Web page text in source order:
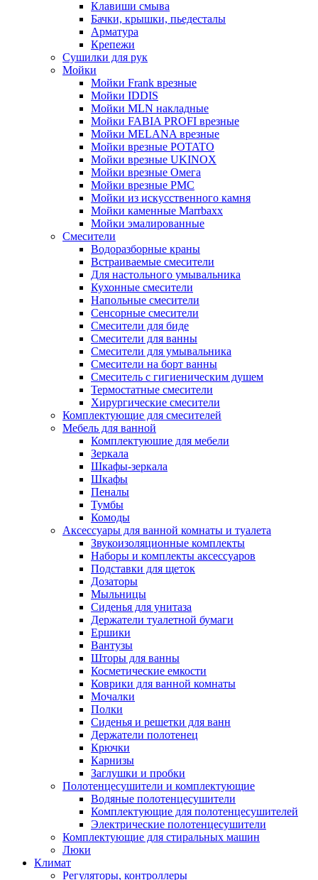
Клавиши смыва
Бачки, крышки, пьедесталы
Арматура
Крепежи
Сушилки для рук
Мойки
Мойки Frank врезные
Мойки IDDIS
Мойки MLN накладные
Мойки FABIA PROFI врезные
Мойки MELANA врезные
Мойки врезные POTATO
Мойки врезные UKINOX
Мойки врезные Омега
Мойки врезные РМС
Мойки из искусственного камня
Мойки каменные Marrbaxx
Мойки эмалированные
Смесители
Водоразборные краны
Встраиваемые смесители
Для настольного умывальника
Кухонные смесители
Напольные смесители
Сенсорные смесители
Смесители для биде
Смесители для ванны
Смесители для умывальника
Смесители на борт ванны
Смеситель с гигиеническим душем
Термостатные смесители
Хирургические смесители
Комплектующие для смесителей
Мебель для ванной
Комплектуюшие для мебели
Зеркала
Шкафы-зеркала
Шкафы
Пеналы
Тумбы
Комоды
Аксессуары для ванной комнаты и туалета
Звукоизоляционные комплекты
Наборы и комплекты аксессуаров
Подставки для щеток
Дозаторы
Мыльницы
Сиденья для унитаза
Держатели туалетной бумаги
Ершики
Вантузы
Шторы для ванны
Косметические емкости
Коврики для ванной комнаты
Мочалки
Полки
Сиденья и решетки для ванн
Держатели полотенец
Крючки
Карнизы
Заглушки и пробки
Полотенцесушители и комплектующие
Водяные полотенцесушители
Комплектующие для полотенцесушителей
Электрические полотенцесушители
Комплектующие для стиральных машин
Люки
Климат
Регуляторы, контроллеры